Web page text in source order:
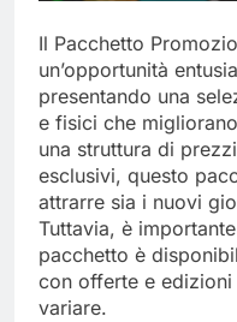
Il Pacchetto
un’opportunità
presentando una
e fisici che
una struttura di
esclusivi, questo
attrarre sia i nuovi
Tuttavia, è
pacchetto è
con offerte e
variare.